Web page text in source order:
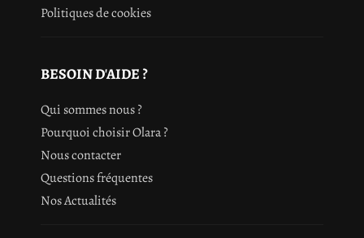
Politiques de cookies
BESOIN D'AIDE ?
Qui sommes nous ?
Pourquoi choisir Olara ?
Nous contacter
Questions fréquentes
Nos Actualités